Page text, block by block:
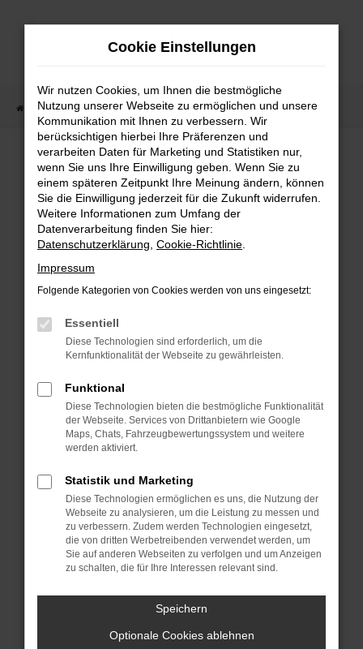
Zum
Startseite Fahrzeugangebote Fahrzeugmarkt
Fahrzeugmarkt
Fehler: Network Error
Beim Laden ist ein Fehler aufgetreten.
Hier sind ein paar Tipps, die dir helfen können:
Überprüfe deine Firewall und deine
Internetverbindung.
deine Suchmaschine?
Prüfe deine Browsererweiterungen.
Manche Erweiterungen, wie Werbeblocker,
können das Laden bestimmter Seiten
anderen Browser oder in einem privaten
Fenster?
Starte dein Gerät neu.
Das kann manchmal helfen,
vorübergehende Probleme zu beheben.
Stelle sicher, dass dein Browser und dein
Betriebssystem auf dem neuesten Stand
Cookie Einstellungen
Wir nutzen Cookies, um Ihnen die bestmögliche
Nutzung unserer Webseite zu ermöglichen und unsere
Kommunikation mit Ihnen zu verbessern. Wir
berücksichtigen hierbei Ihre Präferenzen und
verarbeiten Daten für Marketing und Statistiken nur,
wenn Sie uns Ihre Einwilligung geben. Wenn Sie zu
einem späteren Zeitpunkt Ihre Meinung ändern, können
Sie die Einwilligung jederzeit für die Zukunft widerrufen.
Weitere Informationen zum Umfang der
Datenverarbeitung finden Sie hier:
Datenschutzerklärung Cookie-Richtlinie
Impressum
Folgende Kategorien von Cookies werden von uns eingesetzt:
Essentiell
Diese Technologien sind erforderlich, um die
Kernfunktionalität der Webseite zu gewährleisten.
Funktional
Diese Technologien bieten die bestmögliche Funktionalität
der Webseite. Services von Drittanbietern wie Google
Maps, Chats, Fahrzeugbewertungssystem und weitere
werden aktiviert.
Statistik und Marketing
Diese Technologien ermöglichen es uns, die Nutzung der
Webseite zu analysieren, um die Leistung zu messen und
zu verbessern. Zudem werden Technologien eingesetzt,
die von dritten Werbetreibenden verwendet werden, um
Sie auf anderen Webseiten zu verfolgen und um Anzeigen
zu schalten, die für Ihre Interessen relevant sind.
Speichern
Optionale Cookies ablehnen